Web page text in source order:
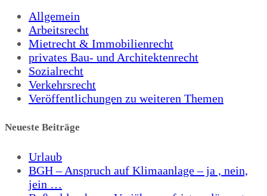
Allgemein
Arbeitsrecht
Mietrecht & Immobilienrecht
privates Bau- und Architektenrecht
Sozialrecht
Verkehrsrecht
Veröffentlichungen zu weiteren Themen
Neueste Beiträge
Urlaub
BGH – Anspruch auf Klimaanlage – ja , nein,
jein …